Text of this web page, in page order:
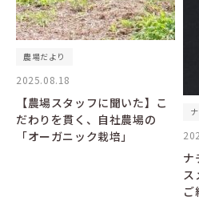
農場だより
2025.08.18
【農場スタッフに聞いた】こ
だわりを貫く、自社農場の
「オーガニック栽培」
ナ
ス
ご